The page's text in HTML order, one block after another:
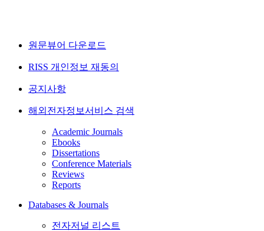
원문뷰어 다운로드
RISS 개인정보 재동의
공지사항
해외전자정보서비스 검색
Academic Journals
Ebooks
Dissertations
Conference Materials
Reviews
Reports
Databases & Journals
전자저널 리스트